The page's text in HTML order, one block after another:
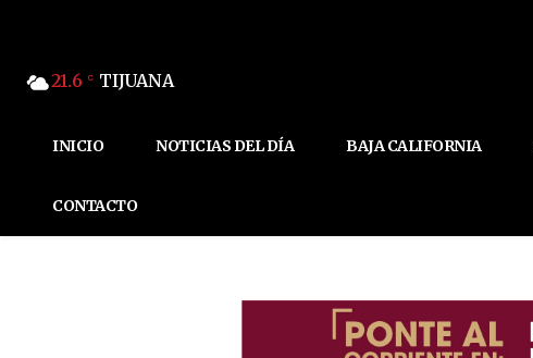
21.6 C TIJUANA
INICIO NOTICIAS DEL DÍA BAJA CALIFORNIA
CONTACTO